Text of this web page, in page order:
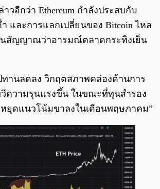
าวอีกว่า Ethereum กำลังประสบกับ
และการแลกเปลี่ยนของ Bitcoin ไหล
นสัญญาณว่าอารมณ์ตลาดกระทิงเย็น
านลดลง วิกฤตสภาพคล่องด้านการ
วีความรุนแรงขึ้น ในขณะที่ทุนสำรอง
หยุดแนวโน้มขาลงในเดือนพฤษภาคม”